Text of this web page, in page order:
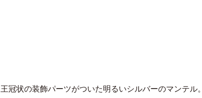
王冠状の装飾パーツがついた明るいシルバーのマンテル。